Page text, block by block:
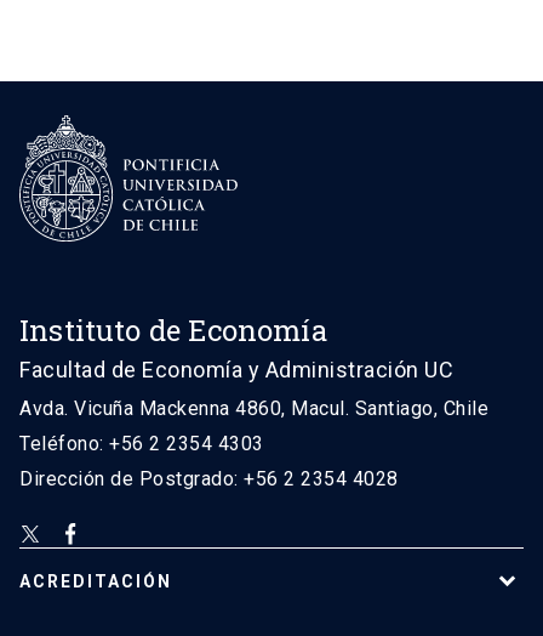
Instituto de Economía
Facultad de Economía y Administración UC
Avda. Vicuña Mackenna 4860, Macul. Santiago, Chile
Teléfono: +56 2 2354 4303
Dirección de Postgrado: +56 2 2354 4028
ACREDITACIÓN